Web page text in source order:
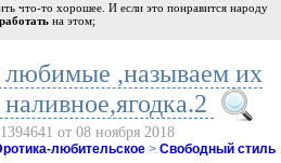
что-то хорошее. И если это понравится народу
на этом;
,называем их
от 08 ноября 2018
любительское > Свободный стиль